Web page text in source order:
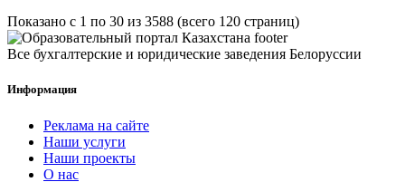
Показано с 1 по 30 из 3588 (всего 120 страниц)
Все бухгалтерские и юридические заведения Белоруссии
Информация
Реклама на сайте
Наши услуги
Наши проекты
О нас